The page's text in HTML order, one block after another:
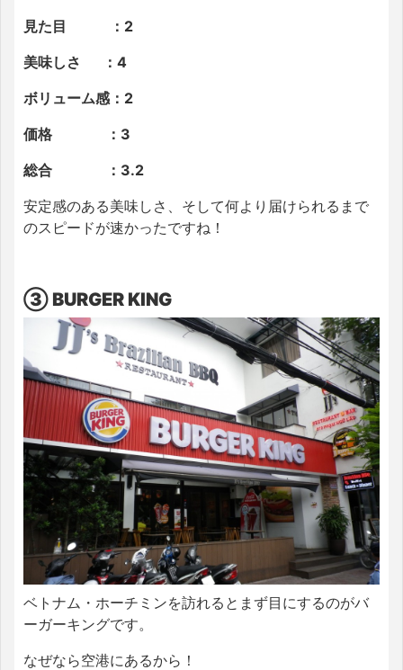
見た目 ：2
美味しさ ：4
ボリューム感：2
価格 ：3
総合 ：3.2
安定感のある美味しさ、そして何より届けられるまで
のスピードが速かったですね！
③ BURGER KING
ベトナム・ホーチミンを訪れるとまず目にするのがバ
ーガーキングです。
なぜなら空港にあるから！